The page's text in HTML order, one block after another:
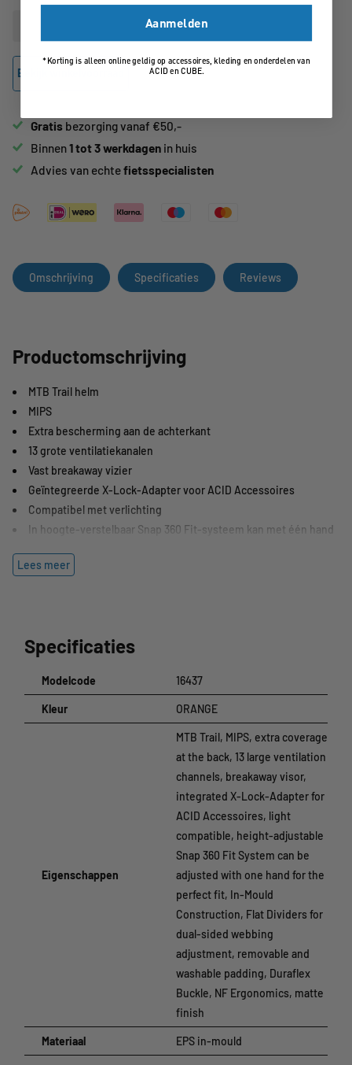
Bekijk winkelvoorraad
Gratis bezorging vanaf €50,-
Binnen1 tot 3 werkdagen in huis
Advies van echtefietsspecialisten
Omschrijving Specificaties Reviews
Productomschrijving
MTB Trail helm
MIPS
Extra bescherming aan de achterkant
13 grote ventilatiekanalen
Vast breakaway vizier
Geïntegreerde X-Lock-Adapter voor ACID Accessoires
Compatibel met verlichting
In hoogte-verstelbaar Snap 360 Fit-systeem kan met één hand
In-Mould Constructie
NF Ergonomie concept
Elke mountainbike-avontuur begint wanneer het bekende pad
eindigt en je afslaat naar onbekend terrein. De STRAY zorgt ervoor
dat je snel, veilig en stijlvol de heuvels afkomt. Hij is uitgerust met
de nieuwste Mips-technologie, extra bvescherming voor de nek
en een stevig vizier om maximale bescherming voor je hoofd te
garanderen. 13 ventilatieopeningen helpen je hoofd koel te houden
tijdens het rijden - zowel bergop als bergaf. Aan de achterkant
hebben we ook ons nieuwe X-Lock-systeem geïntegreerd voor
het monteren van compatibele accessoires zoals verlichting. Hij is
voorzien van een Duraflex gesp, ons betrouwbare Snap 360-
pasvormsysteem, een gemakkelijk verstelbare bandverdeler en
geoptimaliseerde voering voor een perfecte pasvorm.
Lees meer
Specificaties
Modelcode 16437
Kleur ORANGE
Eigenschappen
MTB Trail, MIPS, extra coverage
at the back, 13 large ventilation
channels, breakaway visor,
integrated X-Lock-Adapter for
ACID Accessoires, light
compatible, height-adjustable
Snap 360 Fit System can be
adjusted with one hand for the
perfect fit, In-Mould
Construction, Flat Dividers for
dual-sided webbing
adjustment, removable and
washable padding, Duraflex
Buckle, NF Ergonomics, matte
finish
Materiaal EPS in-mould
Aanmelden
*Korting is alleen online geldig op accessoires, kleding en onderdelen van
ACID en CUBE.